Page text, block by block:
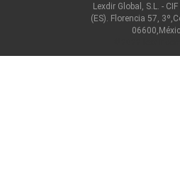
Lexdir Global, S.L. -
(ES). Florencia 57,